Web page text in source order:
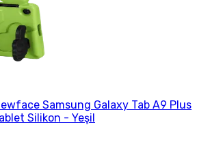
Samsung Galaxy Tab A9 Plus
Silikon - Yeşil